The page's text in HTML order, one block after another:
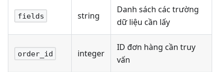
fields string
Danh sách các trường
dữ liệu cần lấy
order_id integer
ID đơn hàng cần truy
vấn